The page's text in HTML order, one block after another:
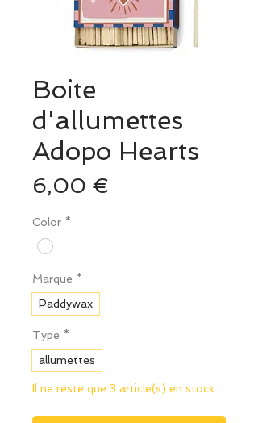
Boite
d'allumettes
Adopo Hearts
6,00 €
Color *
Marque *
Paddywax
Type *
allumettes
Il ne reste que 3 article(s) en stock